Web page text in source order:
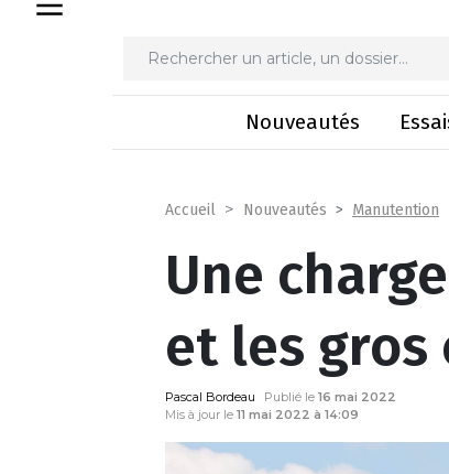
Nouveautés
Une
Accueil Nouveautés Manutention
Une
et les gros
Pascal Bordeau Publié le 16 mai 2022
Mis à jour le 11 mai 2022 à 14:09